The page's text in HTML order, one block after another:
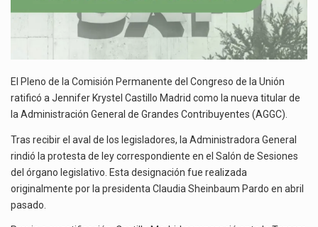
CONTRIBUYENTES
El Pleno de la Comisión Permanente del Congreso de la Unión
ratificó a Jennifer Krystel Castillo Madrid como la nueva titular de
la Administración General de Grandes Contribuyentes (AGGC).
Tras recibir el aval de los legisladores, la Administradora General
rindió la protesta de ley correspondiente en el Salón de Sesiones
del órgano legislativo. Esta designación fue realizada
originalmente por la presidenta Claudia Sheinbaum Pardo en abril
pasado.